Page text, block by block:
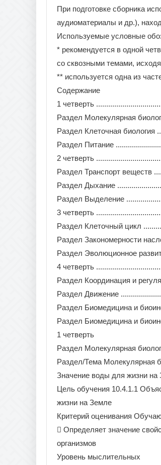
При подготовке сборника
аудиоматериалы и др.),
Используемые условные
* рекомендуется в одной
со сквозными темами,
** используется одна из
Содержание
1 четверть
Раздел Молекулярная
Раздел Клеточная биология
Раздел Питание
2 четверть
Раздел Транспорт веществ
Раздел Дыхание
Раздел Выделение
3 четверть
Раздел Клеточный цикл
Раздел Закономерности
Раздел Эволюционное
4 четверть
Раздел Координация и
Раздел Движение
Раздел Биомедицина и
Раздел Биомедицина и
1 четверть
Раздел Молекулярная
Раздел/Тема Молекулярная
Значение воды для жизни на
Цель обучения 10.4.1.1
жизни на Земле
Критерий оценивания
 Определяет значение
организмов
Уровень мыслительных